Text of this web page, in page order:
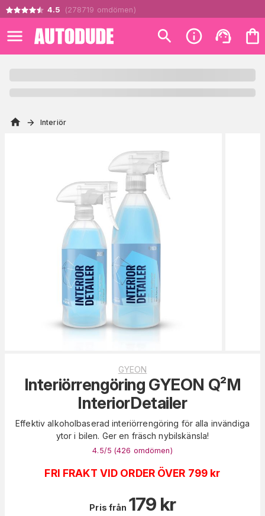
4.5 (278719 omdömen )
Interiör
GYEON
Interiörrengöring GYEON Q²M
InteriorDetailer
Effektiv alkoholbaserad interiörrengöring för alla invändiga
ytor i bilen. Ger en fräsch nybilskänsla!
4.5/5 (426 omdömen)
FRI FRAKT VID ORDER ÖVER 799 kr
Pris från 179 kr